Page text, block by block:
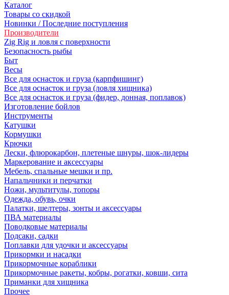
Каталог
Товары со скидкой
Новинки / Последние поступления
Производители
Zig Rig и ловля с поверхности
Безoпасность рыбы
Быт
Весы
Все для оснасток и груза (карпфишинг)
Все для оснасток и груза (ловля хищника)
Все для оснасток и груза (фидер, донная, поплавок)
Изготовление бойлов
Инструменты
Катушки
Кормушки
Крючки
Лески, флюрокарбон, плетеные шнуры, шок-лидеры
Маркерование и аксессуары
Мебель, спальные мешки и пр.
Напальчники и перчатки
Ножи, мультитулы, топоры
Одежда, обувь, очки
Палатки, шелтеры, зонты и аксессуары
ПВА материалы
Поводковые материалы
Подсаки, садки
Поплавки для удочки и аксессуары
Прикормки и насадки
Прикормочные кораблики
Прикормочные ракеты, кобры, рогатки, ковши, сита
Приманки для хищника
Прочее